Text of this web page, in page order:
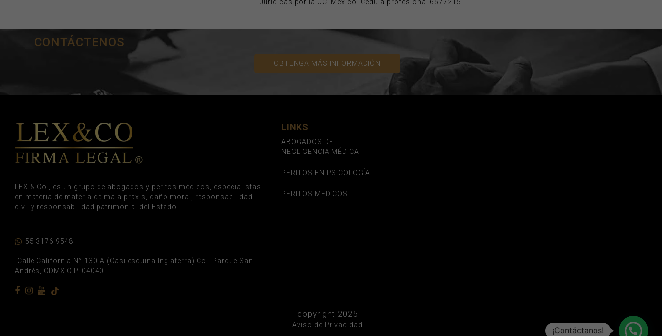
Jurídicas por la UCI México. Cédula profesional 6577215.
CONTÁCTENOS
OBTENGA MÁS INFORMACIÓN
LEX & Co., es un grupo de abogados y peritos médicos, especialistas
en materia de materia de mala praxis, daño moral, responsabilidad
civil y responsabilidad patrimonial del Estado.
55 3176 9548
Calle California N° 130-A (Casi esquina Inglaterra) Col. Parque San
Andrés, CDMX C.P. 04040
LINKS
ABOGADOS DE
NEGLIGENCIA MÉDICA
PERITOS EN PSICOLOGÍA
PERITOS MEDICOS
copyright 2025
Aviso de Privacidad
¡Contáctanos!